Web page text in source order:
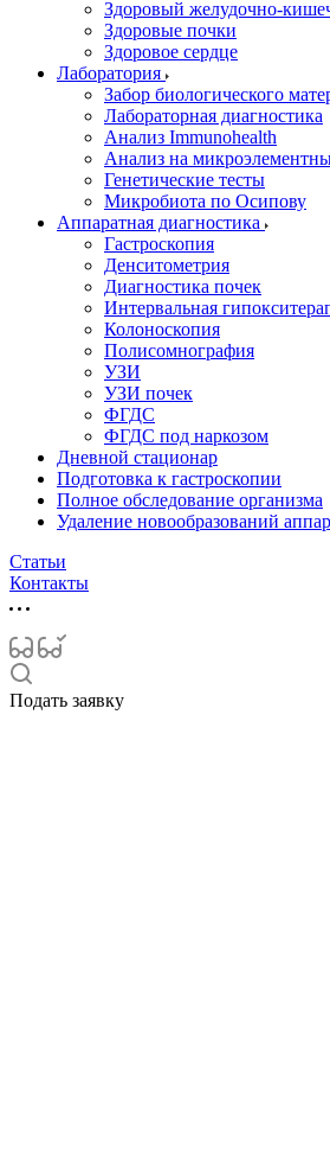
Здоровый желудочно-
Здоровые почки
Здоровое сердце
Лаборатория
Забор биологического
Лабораторная диагностика
Анализ Immunohealth
Анализ на
Генетические тесты
Микробиота по Осипову
Аппаратная диагностика
Гастроскопия
Денситометрия
Диагностика почек
Интервальная
Колоноскопия
Полисомнография
УЗИ
УЗИ почек
ФГДС
ФГДС под наркозом
Дневной стационар
Подготовка к гастроскопии
Полное обследование организма
Удаление новообразований
Статьи
Контакты
Подать заявку